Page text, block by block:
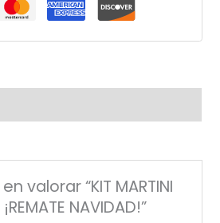
valorar “KIT MARTINI
NAVIDAD!”